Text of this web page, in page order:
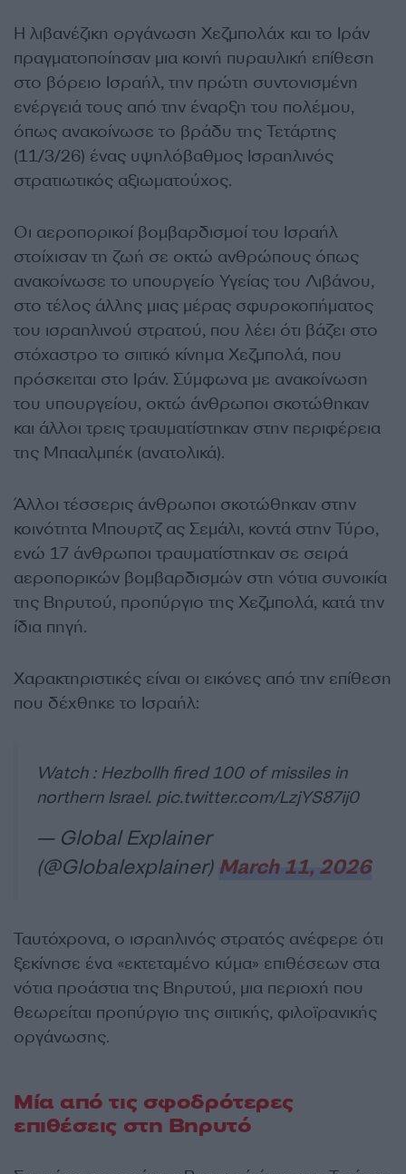
Η λιβανέζικη οργάνωση Χεζμπολάχ και το Ιράν
πραγματοποίησαν μια κοινή πυραυλική επίθεση
στο βόρειο Ισραήλ, την πρώτη συντονισμένη
ενέργειά τους από την έναρξη του πολέμου,
όπως ανακοίνωσε το βράδυ της Τετάρτης
(11/3/26) ένας υψηλόβαθμος Ισραηλινός
στρατιωτικός αξιωματούχος.
Οι αεροπορικοί βομβαρδισμοί του Ισραήλ
στοίχισαν τη ζωή σε οκτώ ανθρώπους όπως
ανακοίνωσε το υπουργείο Υγείας του Λιβάνου,
στο τέλος άλλης μιας μέρας σφυροκοπήματος
του ισραηλινού στρατού, που λέει ότι βάζει στο
στόχαστρο το σιιτικό κίνημα Χεζμπολά, που
πρόσκειται στο Ιράν. Σύμφωνα με ανακοίνωση
του υπουργείου, οκτώ άνθρωποι σκοτώθηκαν
και άλλοι τρεις τραυματίστηκαν στην περιφέρεια
της Μπααλμπέκ (ανατολικά).
Άλλοι τέσσερις άνθρωποι σκοτώθηκαν στην
κοινότητα Μπουρτζ ας Σεμάλι, κοντά στην Τύρο,
ενώ 17 άνθρωποι τραυματίστηκαν σε σειρά
αεροπορικών βομβαρδισμών στη νότια συνοικία
της Βηρυτού, προπύργιο της Χεζμπολά, κατά την
ίδια πηγή.
Χαρακτηριστικές είναι οι εικόνες από την επίθεση
που δέχθηκε το Ισραήλ:
Watch : Hezbollh fired 100 of missiles in
northern Israel. pic.twitter.com/LzjYS87ij0
— Global Explainer
(@Globalexplainer) March 11, 2026
Ταυτόχρονα, ο ισραηλινός στρατός ανέφερε ότι
ξεκίνησε ένα «εκτεταμένο κύμα» επιθέσεων στα
νότια προάστια της Βηρυτού, μια περιοχή που
θεωρείται προπύργιο της σιιτικής, φιλοϊρανικής
οργάνωσης.
Μία από τις σφοδρότερες
επιθέσεις στη Βηρυτό